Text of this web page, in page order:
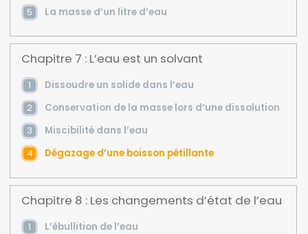
La masse d’un litre d’eau
Chapitre 7 : L’eau est un solvant
Dissoudre un solide dans l’eau
Conservation de la masse lors d’une dissolution
Miscibilité dans l’eau
Dégazage d’une boisson pétillante
Chapitre 8 : Les changements d’état de l’eau
L’ébullition de l’eau